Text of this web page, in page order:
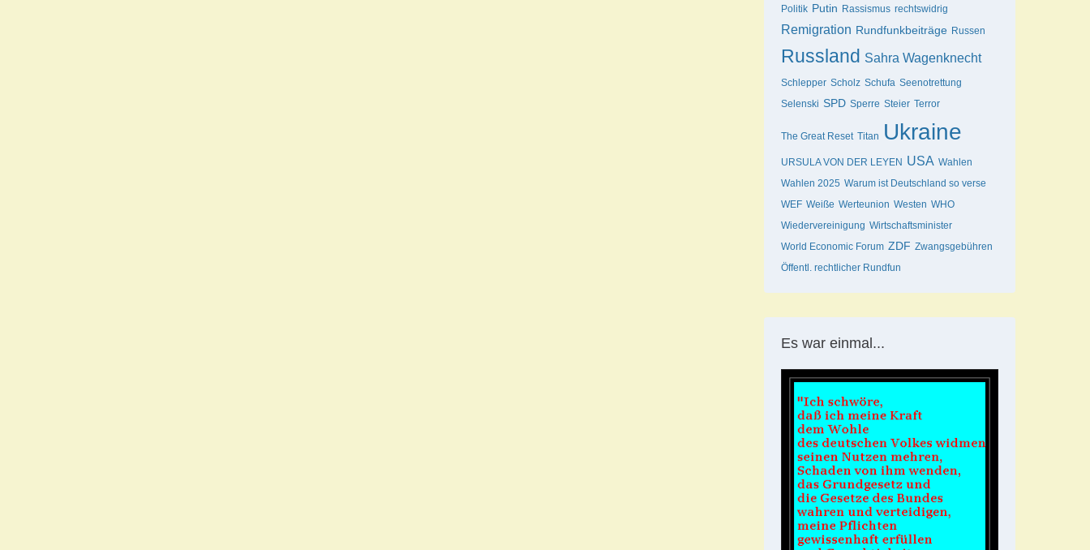
Politik Putin Rassismus rechtswidrig
Remigration Rundfunkbeiträge Russen
Russland Sahra Wagenknecht
Schlepper Scholz Schufa Seenotrettung
Selenski SPD Sperre Steier Terror
The Great Reset Titan Ukraine
URSULA VON DER LEYEN USA Wahlen
Wahlen 2025 Warum ist Deutschland so verse
WEF Weiße Werteunion Westen WHO
Wiedervereinigung Wirtschaftsminister
World Economic Forum ZDF Zwangsgebühren
Öffentl. rechtlicher Rundfun
Es war einmal...